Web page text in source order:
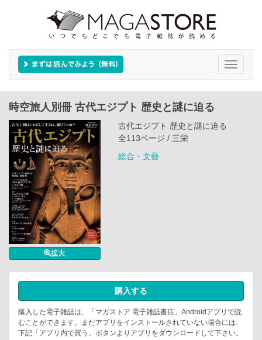
Toggle
時空旅人別冊 古代エジプト 歴史と謎に迫る
拡大
古代エジプト 歴史と謎に迫る
全113ページ / 三栄
総合・文藝
購入する
購入した電子雑誌は、「マガストア 電子雑誌書店」Androidアプリで読
むことができます。まだアプリをインストールされていない場合には、
下記「アプリ内で買う」ボタンよりアプリをダウンロードして下さい。